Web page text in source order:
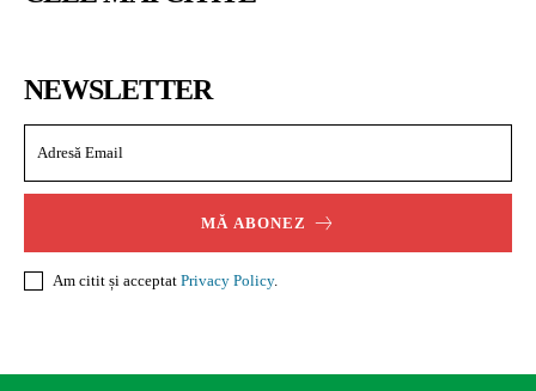
NEWSLETTER
MĂ ABONEZ
Am citit și acceptat Privacy Policy.